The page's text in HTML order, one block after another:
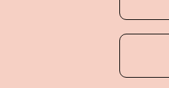
haben, was du
ja, wo natürlich